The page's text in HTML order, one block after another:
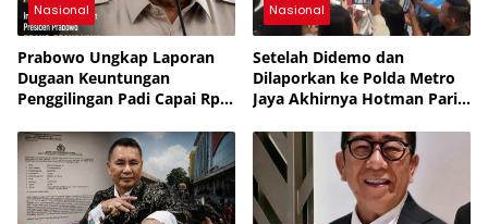
Nasional
Prabowo Ungkap Laporan
Dugaan Keuntungan
Penggilingan Padi Capai Rp2
Pemerintah Siapkan
Penertiban
Nasional
Setelah Didemo dan
Dilaporkan ke Polda Metro
Jaya Akhirnya Hotman Paris
Singapura